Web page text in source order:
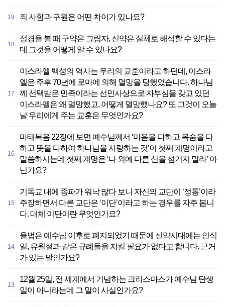
19 죄 사함과 구원은 어떤 차이가 있나요?
18
성경을 볼 때 구약은 그림자, 신약은 실체로 해석할 수 있다는
데 그것을 어떻게 알 수 있나요?
17
이스라엘 백성의 역사는 우리의 교훈이라고 하던데, 이스라
엘은 주후 70년에 로마에 의해 멸망을 당했었습니다. 하나님
께 선택받은 민족이라는 선민사상으로 자부심을 갖고 있던
이스라엘은 왜 멸망했고, 어떻게 멸망했나요? 또 그것이 오늘
날 우리에게 주는 교훈은 무엇인가요?
16
마태복음 22장에 보면 예수님께서 ‘마음을 다하고 목숨을 다
하고 뜻을 다하여 하나님을 사랑하는 것’이 첫째 계명이라고
말씀하시는데 첫째 계명은 ‘나 외에 다른 신을 섬기지 말라’ 아
닌가요?
15
기독교 내에 종파가 워낙 많다 보니 자신의 교단이 ‘정통’이라
주장하면서 다른 교단은 ‘이단’이라고 하는 경우를 자주 봅니
다. 대체 이단이란 무엇인가요?
14
율법은 예수님 이후로 폐지되었기 때문에 신약시대에는 안식
일, 유월절과 같은 규례들을 지킬 필요가 없다고 합니다. 근거
가 있는 말인가요?
13
12월 25일, 전 세계에서 기념하는 크리스마스가 예수님 탄생
일이 아니라는데 그 말이 사실인가요?